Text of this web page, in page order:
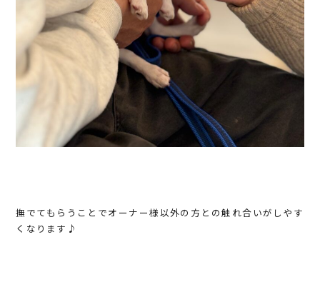
撫でてもらうことでオーナー様以外の方との触れ合いがしやす
くなります♪